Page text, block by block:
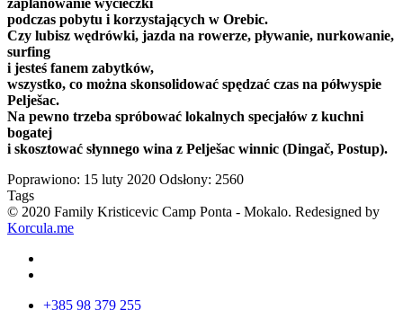
zaplanowanie wycieczki
podczas pobytu i korzystających w Orebic.
Czy lubisz wędrówki, jazda na rowerze, pływanie, nurkowanie,
surfing
i jesteś fanem zabytków,
wszystko, co można skonsolidować spędzać czas na półwyspie
Pelješac.
Na pewno trzeba spróbować lokalnych specjałów z kuchni
bogatej
i skosztować słynnego wina z Pelješac winnic (Dingač, Postup).
Poprawiono: 15 luty 2020 Odsłony: 2560
Tags
© 2020 Family Kristicevic Camp Ponta - Mokalo. Redesigned by
Korcula.me
+385 98 379 255